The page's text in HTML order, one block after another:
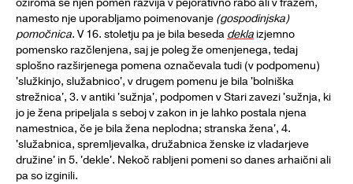
namesto nje uporabljamo poimenovanje (gospodinjska)
pomočnica. V 16. stoletju pa je bila beseda dekla izjemno
pomensko razčlenjena, saj je poleg že omenjenega, tedaj
splošno razširjenega pomena označevala tudi (v podpomenu)
'služkinjo, služabnico', v drugem pomenu je bila 'bolniška
strežnica', 3. v antiki 'sužnja', podpomen v Stari zavezi 'sužnja, ki
jo je žena pripeljala s seboj v zakon in je lahko postala njena
namestnica, če je bila žena neplodna; stranska žena', 4.
'služabnica, spremljevalka, družabnica ženske iz vladarjeve
družine' in 5. 'dekle'. Nekoč rabljeni pomeni so danes arhaični ali
pa so izginili.